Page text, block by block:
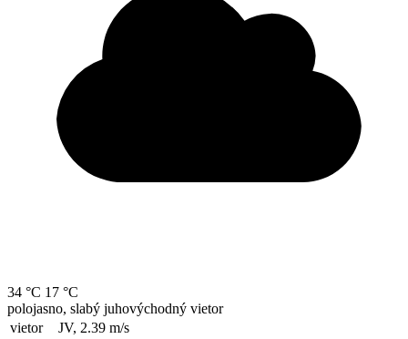
34 °C 17 °C
polojasno, slabý juhovýchodný vietor
vietor
JV, 2.39 m/s